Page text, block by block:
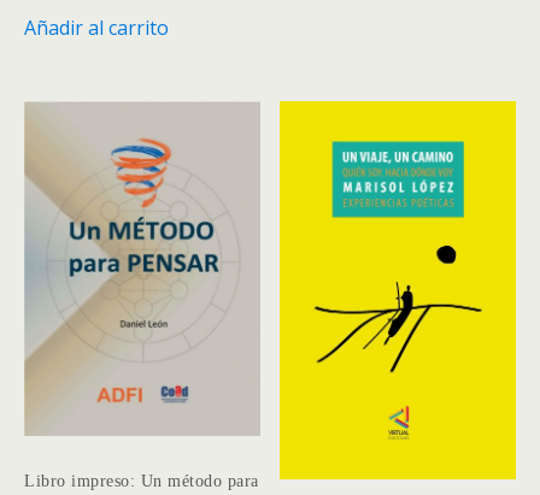
Añadir al carrito
Libro impreso: Un método para